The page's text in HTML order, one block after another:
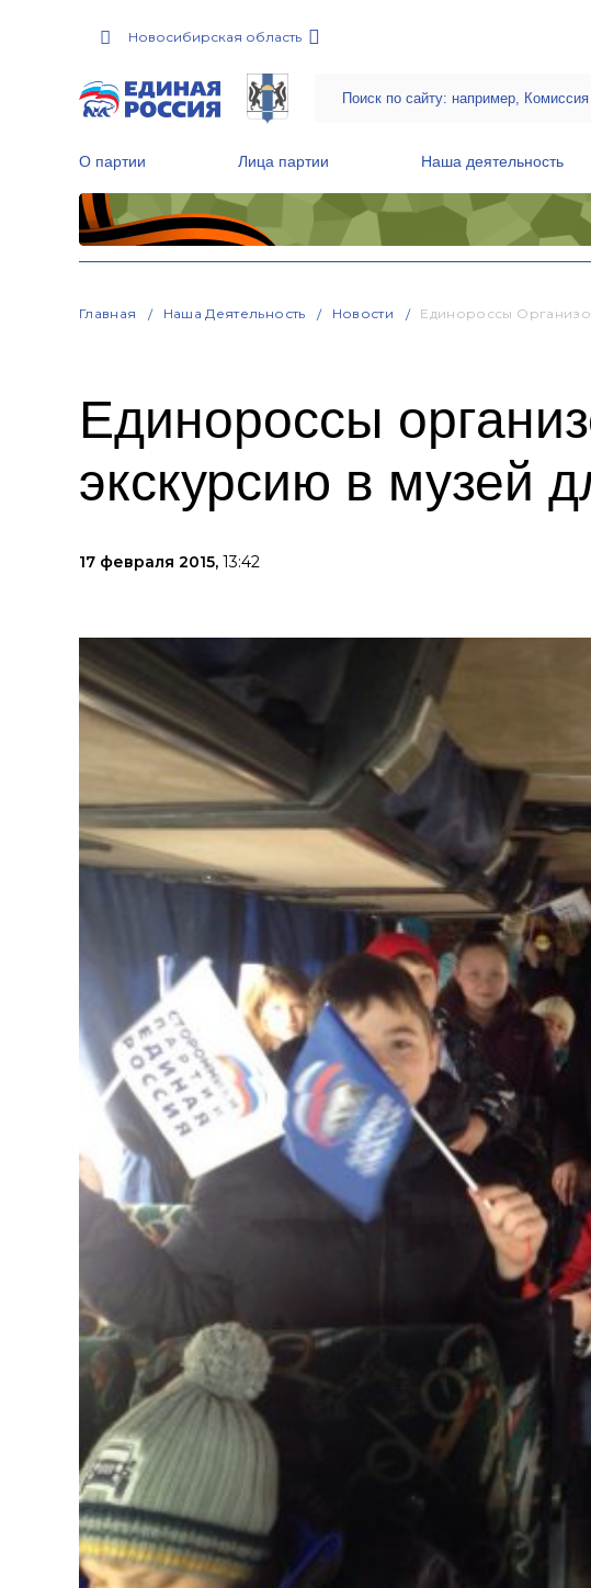
Новосибирская область
О партии Лица партии Наша деятельность
Главная Наша Деятельность Новости Единороссы
Единороссы
экскурсию в музей
17 февраля 2015, 13:42